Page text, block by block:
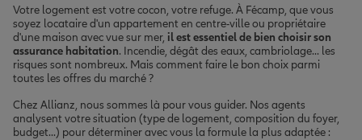
Votre logement est votre cocon, votre refuge. À Fécamp, que vous
soyez locataire d'un appartement en centre-ville ou propriétaire
d'une maison avec vue sur mer, il est essentiel de bien choisir son
assurance habitation. Incendie, dégât des eaux, cambriolage... les
risques sont nombreux. Mais comment faire le bon choix parmi
toutes les offres du marché ?
Chez Allianz, nous sommes là pour vous guider. Nos agents
analysent votre situation (type de logement, composition du foyer,
budget...) pour déterminer avec vous la formule la plus adaptée :